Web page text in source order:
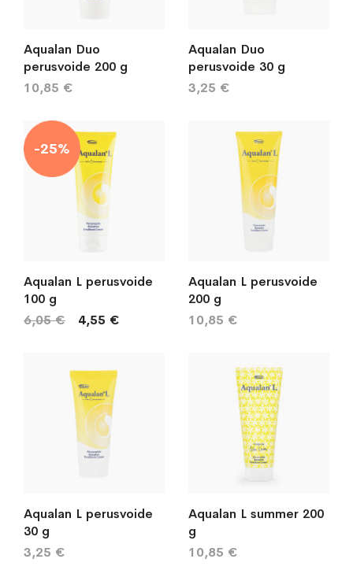
Aqualan Duo
perusvoide 200 g
10,85 €
Aqualan Duo
perusvoide 30 g
3,25 €
-25%
Aqualan L perusvoide
100 g
4,55 €
6,05 €
Aqualan L perusvoide
200 g
10,85 €
Aqualan L perusvoide
30 g
3,25 €
Aqualan L summer 200
g
10,85 €